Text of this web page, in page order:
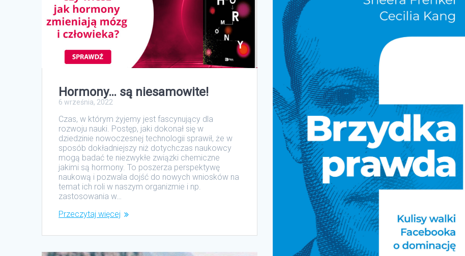
Hormony… są niesamowite!
6 września, 2022
Czas, w którym żyjemy jest fascynujący dla
rozwoju nauki. Postęp, jaki dokonał się w
dziedzinie nowoczesnej technologii sprawił, że w
sposób dokładniejszy niż dotychczas naukowcy
mogą badać te niezwykłe związki chemiczne
jakimi są hormony. To poszerza perspektywę
naukową i pozwala dojść do nowych wniosków na
temat ich roli w naszym organizmie i np.
zastosowania w…
Przeczytaj więcej